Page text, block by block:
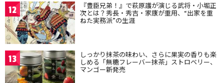
12 『豊臣兄弟！』で萩原護が演じる武将・小堀正
次とは？秀長・秀吉・家康が重用、“出家を重
ねた実務派”の生涯
13 しっかり抹茶の味わい、さらに果実の香りも楽
しめる「無糖フレーバー抹茶」ストロベリー、
マンゴー新発売